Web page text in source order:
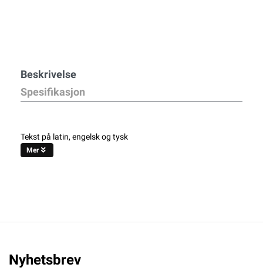
Beskrivelse
Spesifikasjon
Tekst på latin, engelsk og tysk
Mer
Nyhetsbrev